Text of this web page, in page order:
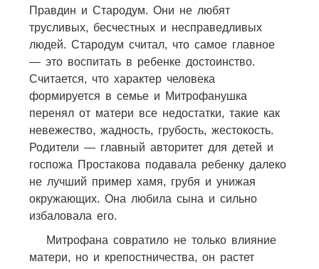
Правдин и Стародум. Они не любят
трусливых, бесчестных и несправедливых
людей. Стародум считал, что самое главное
— это воспитать в ребенке достоинство.
Считается, что характер человека
формируется в семье и Митрофанушка
перенял от матери все недостатки, такие как
невежество, жадность, грубость, жестокость.
Родители — главный авторитет для детей и
госпожа Простакова подавала ребенку далеко
не лучший пример хамя, грубя и унижая
окружающих. Она любила сына и сильно
избаловала его.
Митрофана совратило не только влияние
матери, но и крепостничества, он растет